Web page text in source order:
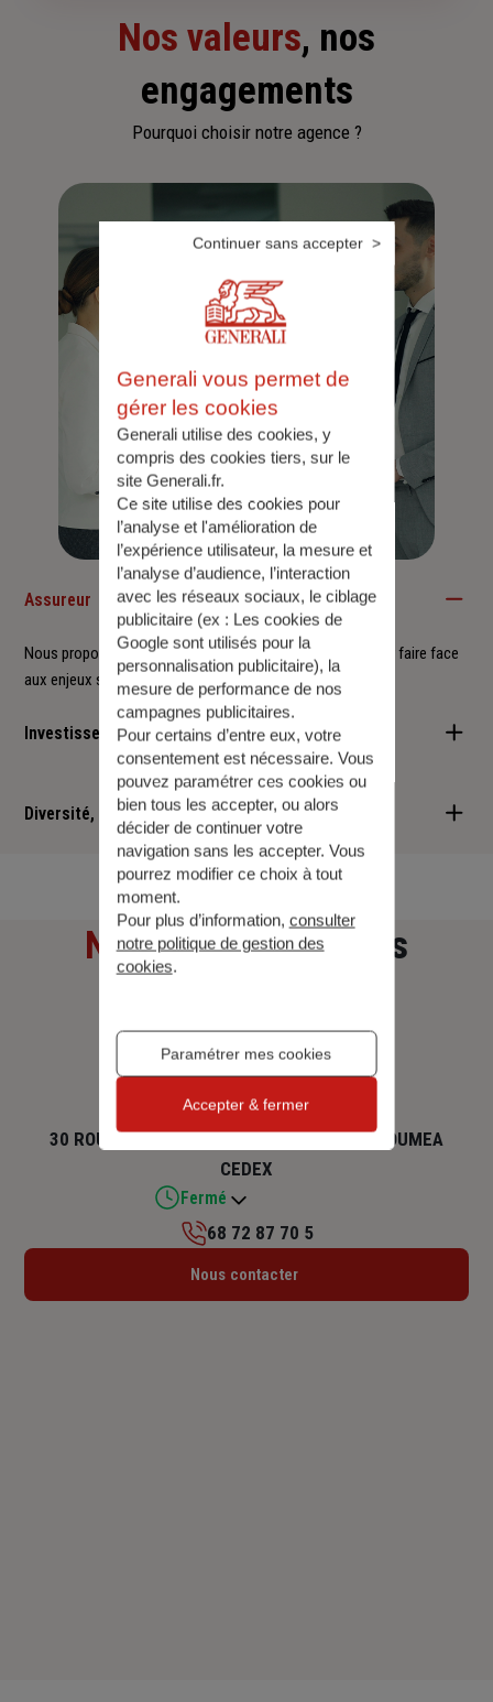
Nos valeurs, nos
engagements
Pourquoi choisir notre agence ?
Assureur
Nous proposons à nos clients des solutions durables pour faire face
aux enjeux sociétaux et environnementaux.
Investisseur responsable
Nous sommes convaincus qu'il est possible d'allier performance
financière et retombées positives : cette vision est au cœur des
services que nous vous proposons.
Diversité, Equité, Inclusion
Nous faisons de la diversité, de l'équité et de l'inclusion un
engagement quotidien.
Notre adresseet nos
NOUMEA
30 ROUTE DE LA BAIE DES DAMES, 98845 NOUMEA
CEDEX
Fermé
Lundi : 08h – 16h15
68 72 87 70 5
Nous contacter
Generali vous permet de
gérer les cookies
Generali utilise des cookies, y
compris des cookies tiers, sur le
site Generali.fr.
Ce site utilise des cookies pour
l’analyse et l'amélioration de
l’expérience utilisateur, la mesure et
l’analyse d’audience, l’interaction
avec les réseaux sociaux, le ciblage
publicitaire (ex : Les cookies de
Google sont utilisés pour la
personnalisation publicitaire), la
mesure de performance de nos
campagnes publicitaires.
Pour certains d’entre eux, votre
consentement est nécessaire. Vous
pouvez paramétrer ces cookies ou
bien tous les accepter, ou alors
décider de continuer votre
navigation sans les accepter. Vous
pourrez modifier ce choix à tout
moment.
Pour plus d’information, consulter
notre politique de gestion des
cookies.
Paramétrer mes cookies
Continuer sans accepter
Accepter & fermer